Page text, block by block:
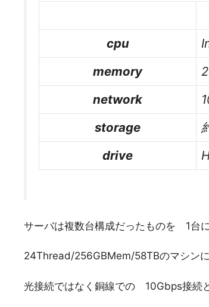
cpu
memory
network
storage
drive
サーバは複数台構成だったものを 1台
24Thread/256GBMem/58TBのマシン
光接続ではなく銅線での 10Gbps接続